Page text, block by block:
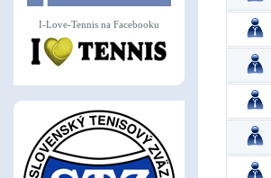
I-Love-Tennis na Facebooku